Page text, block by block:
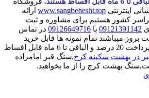
اینترنتی www.sangbehesht.top ارائه
کشور هستیم برای مشاوره و ثبت
09121391142 یا 09126649716 در تماس
میباشند تمام نمونه ها قابل خرید
اقساط فقط با پیش پرداخت 20 درصد و الباقی تا 6 ماه قابل اقساط
در بهشت سکینه کرج,سنگ قبر امامزاده
بهشت کرج را از ما بخواهید.